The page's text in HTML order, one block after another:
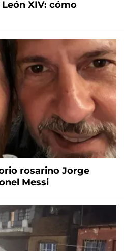
XIV: cómo
rosarino Jorge
Messi